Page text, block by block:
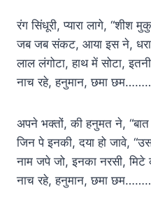
रंग सिंधूरी, प्यारा लागे, “शीश
जब जब संकट, आया इस ने, धरा
लाल लंगोटा, हाथ में सोटा,
नाच रहे, हनुमान, छमा
अपने भक्तों, की हनुमत ने, “बात
जिन पे इनकी, दया हो जावे,
नाम जपे जो, इनका नरसी, मिटे
नाच रहे, हनुमान, छमा